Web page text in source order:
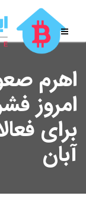
اهرم
امروز
آبان